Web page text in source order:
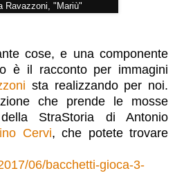
Ravazzoni, "Mariù"
cose, e una componente
è il racconto per immagini
sta realizzando per noi.
che prende le mosse
StraStoria di Antonio
Cervi, che potete trovare
06/bacchetti-gioca-3-